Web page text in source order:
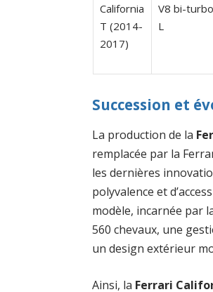
California
T (2014-
2017)
V8 bi-
L
Succession et
La production de la
remplacée par la
les dernières
polyvalence et
modèle, incarnée par
560 chevaux, une
un design extérieur
Ainsi, la Ferrari